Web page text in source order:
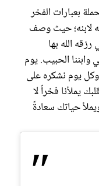
بعبارات الفخر
لابنه؛ حيث وصف
الله بها
وابننا الحبيب. يوم
وكل يوم نشكره على
يملأنا فخراً لا
حياتك سعادةً